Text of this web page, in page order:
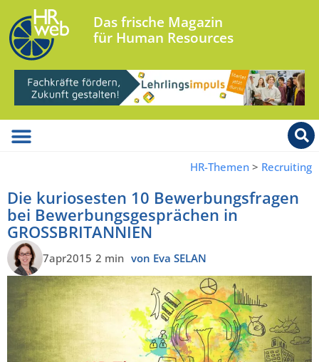
Das frische Magazin
für Human Resources
HR-Themen > Recruiting
Die kuriosesten 10 Bewerbungsfragen
bei Bewerbungsgesprächen in
GROSSBRITANNIEN
7apr2015 2 min von Eva SELAN